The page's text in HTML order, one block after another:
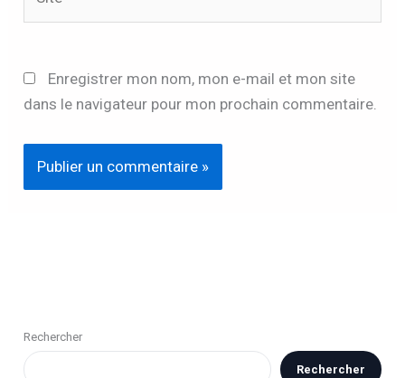
Enregistrer mon nom, mon e-mail et mon site
dans le navigateur pour mon prochain commentaire.
Rechercher
Rechercher